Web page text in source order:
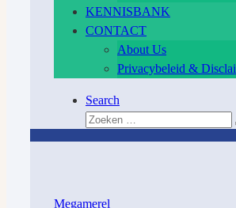
KENNISBANK
CONTACT
About Us
Privacybeleid &
Search
Zoeken
Megamerel